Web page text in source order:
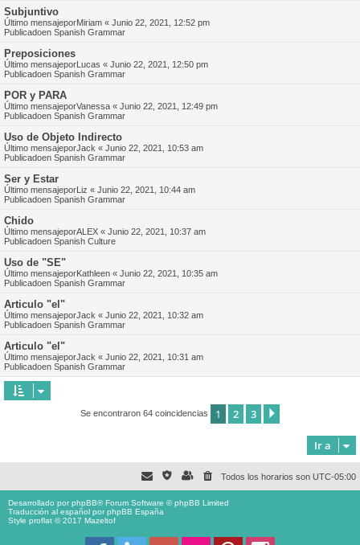
Subjuntivo
Último mensajeporMiriam « Junio 22, 2021, 12:52 pm
Publicadoen Spanish Grammar
Preposiciones
Último mensajeporLucas « Junio 22, 2021, 12:50 pm
Publicadoen Spanish Grammar
POR y PARA
Último mensajeporVanessa « Junio 22, 2021, 12:49 pm
Publicadoen Spanish Grammar
Uso de Objeto Indirecto
Último mensajeporJack « Junio 22, 2021, 10:53 am
Publicadoen Spanish Grammar
Ser y Estar
Último mensajeporLiz « Junio 22, 2021, 10:44 am
Publicadoen Spanish Grammar
Chido
Último mensajeporALEX « Junio 22, 2021, 10:37 am
Publicadoen Spanish Culture
Uso de "SE"
Último mensajeporKathleen « Junio 22, 2021, 10:35 am
Publicadoen Spanish Grammar
Articulo "el"
Último mensajeporJack « Junio 22, 2021, 10:32 am
Publicadoen Spanish Grammar
Articulo "el"
Último mensajeporJack « Junio 22, 2021, 10:31 am
Publicadoen Spanish Grammar
Se encontraron 64 coincidencias 1 2 3
Ir a
Todos los horarios son UTC-05:00
Desarrollado porphpBB® Forum Software © phpBB Limited
Traducción al español porphpBB España
Style proflat © 2017 Mazeltof